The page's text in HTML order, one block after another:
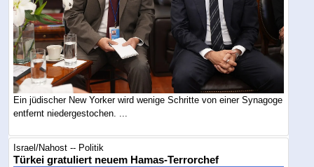
Ein jüdischer New Yorker wird wenige Schritte von einer Synagoge
entfernt niedergestochen. ...
Israel/Nahost -- Politik
Türkei gratuliert neuem Hamas-Terrorchef